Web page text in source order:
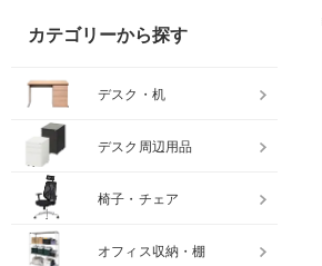
カテゴリーから探す
デスク・机
デスク周辺用品
椅子・チェア
オフィス収納・棚